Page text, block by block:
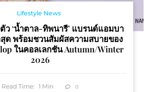
Lifestyle News
ว ‘น้ำตาล-ทิพนารี’ แบรนด์แอมบา
ด พร้อมชวนสัมผัสความสบายของ
ในคอลเลกชัน Autumn/Winter
2026
Read Time: 1 Min 0